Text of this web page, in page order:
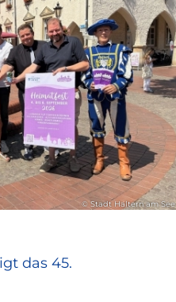
© Stadt Haltern am See
das 45.